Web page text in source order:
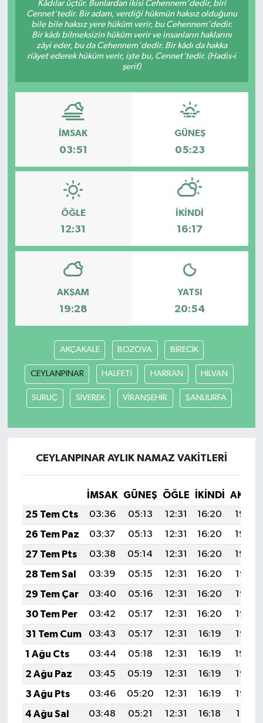
Kâdılar üçtür. Bunlardan ikisi Cehennem'dedir, biri
Cennet'tedir. Bir adam, verdiği hükmün haksız olduğunu
bile bile haksız yere hüküm verir, bu Cehennem'dedir.
Bir kâdı bilmeksizin hüküm verir ve insanların haklarını
zâyi eder, bu da Cehennem'dedir. Bir kâdı da hakka
riâyet ederek hüküm verir, işte bu, Cennet'tedir. (Hadis-i
şerif)
İMSAK
03:51
GÜNEŞ
05:23
ÖĞLE
12:31
İKINDI
16:17
AKŞAM
19:28
YATSI
20:54
AKÇAKALE BOZOVA BİRECİK
CEYLANPINAR HALFETİ HARRAN HİLVAN
SURUÇ SİVEREK VİRANŞEHİR ŞANLIURFA
CEYLANPINAR AYLIK NAMAZ VAKITLERI
İMSAK GÜNEŞ ÖĞLE İKINDI
25 Tem Cts
03:36 05:13 12:31 16:20
19:40
26 Tem Paz
03:37 05:13 12:31 16:20
19:39
27 Tem Pts
03:38 05:14 12:31 16:20
19:39
28 Tem Sal
03:39 05:15 12:31 16:20
19:38
29 Tem Çar
03:40 05:16 12:31 16:20
19:37
30 Tem Per
03:42 05:17 12:31 16:20
19:36
31 Tem Cum
03:43 05:17 12:31 16:19
19:35
1 Ağu Cts
03:44 05:18 12:31 16:19
19:34
2 Ağu Paz
03:45 05:19 12:31 16:19
19:33
3 Ağu Pts
03:46 05:20 12:31 16:19
19:32
4 Ağu Sal
03:48 05:21 12:31 16:18
19:31